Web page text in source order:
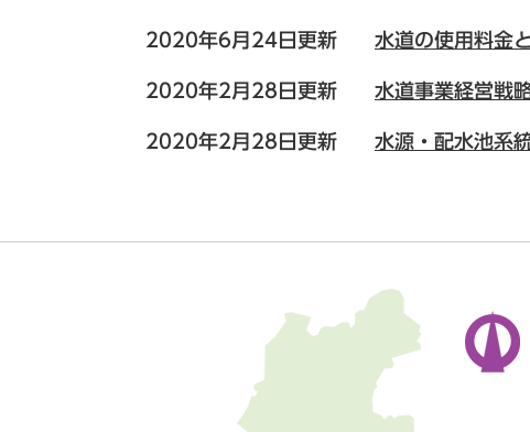
2020年6月24日更新 水道の使用料金
2020年2月28日更新 水道事業経営戦
2020年2月28日更新 水源・配水池系